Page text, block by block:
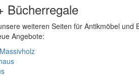
Bücherregale
weiteren Seiten für Antikmöbel und
Angebote: